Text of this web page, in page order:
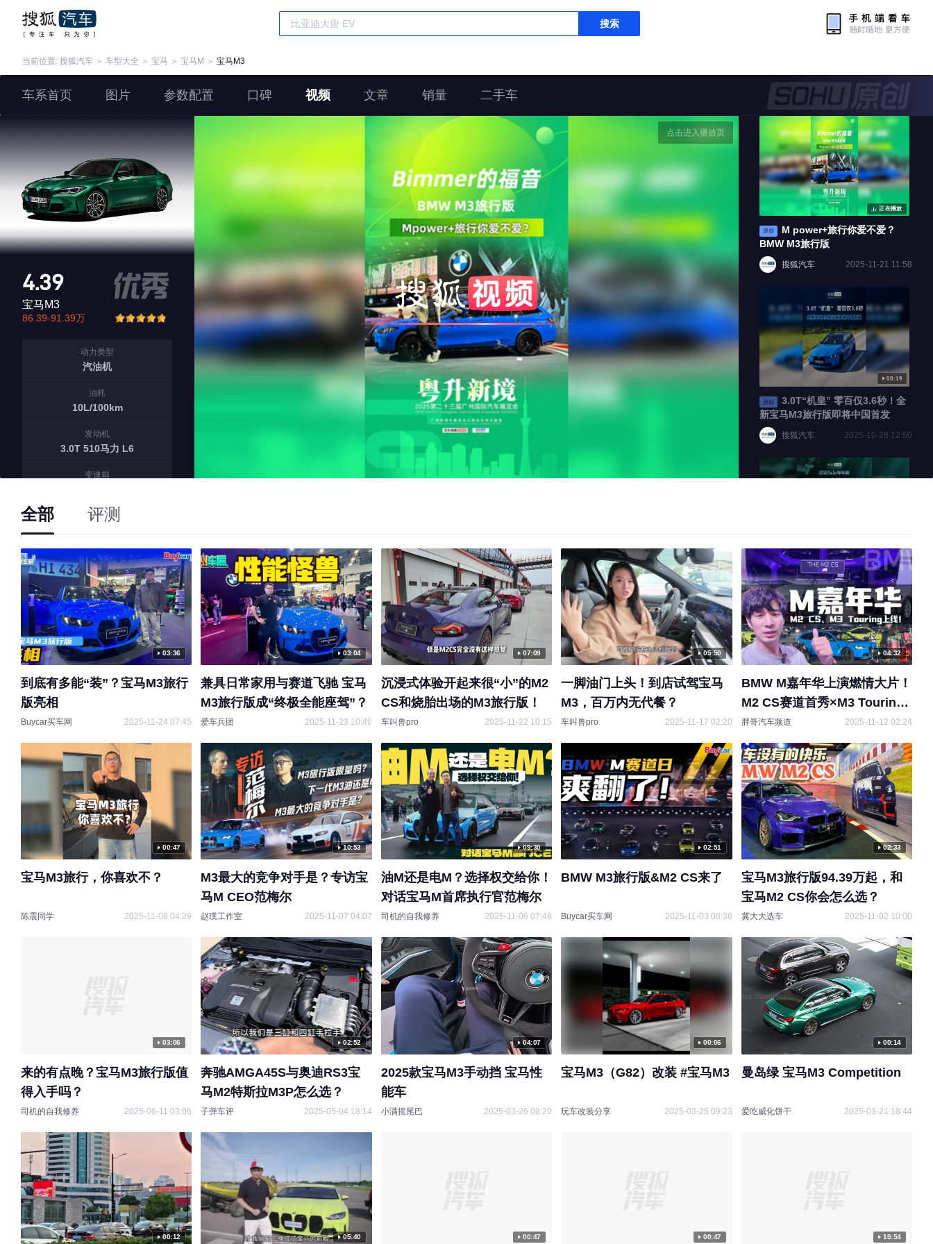
搜索
当前位置: 搜狐汽车 ＞ 车型大全 ＞ 宝马 ＞ 宝马M ＞ 宝马M3
车系首页 图片 参数配置 口碑 视频 文章 销量 二手车
4.39
宝马M3
86.39-91.39万
动力类型
汽油机
油耗
10L/100km
发动机
3.0T 510马力 L6
变速箱
点击进入播放页
亮度 标准
饱和度
100
对比度
100
正在播放
原创
M power+旅行你爱不爱？
BMW M3旅行版
搜狐汽车 2025-11-21 11:58
00:19
原创
3.0T“机皇” 零百仅3.6秒！全
新宝马M3旅行版即将中国首发
搜狐汽车 2025-10-28 12:50
01:59
2025上海车展：宝马新世代驾
趣概念车 电动M3雏形/轮上1万8千
牛米？
搜狐汽车 2025-04-24 18:48
00:48
原创
未来纯电M3雏形来了！ 宝马
新世代驾趣概念车首发亮相
搜狐汽车 2025-04-21 21:14
原创
蝉联中国市场豪华品牌销冠 宝
今年导入10余款新车
搜狐汽车 2025-01-14 10:04
搜狐汽车
05:26
全部 评测
03:36
到底有多能“装”？宝马M3旅行
版亮相
Buycar买车网 2025-11-24 07:45
03:04
兼具日常家用与赛道飞驰 宝马
M3旅行版成“终极全能座驾”？
爱车兵团 2025-11-23 10:46
07:09
沉浸式体验开起来很“小”的M2
CS和烧胎出场的M3旅行版！
车叫兽pro 2025-11-22 10:15
05:50
一脚油门上头！到店试驾宝马
M3，百万内无代餐？
车叫兽pro 2025-11-17 02:20
04:32
BMW M嘉年华上演燃情大片！
M2 CS赛道首秀×M3 Touring
国内首秀
胖哥汽车频道 2025-11-12 02:24
00:47
宝马M3旅行，你喜欢不？
陈震同学 2025-11-08 04:29
10:53
M3最大的竞争对手是？专访宝
马M CEO范梅尔
赵璞工作室 2025-11-07 04:07
09:30
油M还是电M？选择权交给你！
对话宝马M首席执行官范梅尔
司机的自我修养 2025-11-06 07:48
02:51
BMW M3旅行版&M2 CS来了
Buycar买车网 2025-11-03 08:38
02:33
宝马M3旅行版94.39万起，和
宝马M2 CS你会怎么选？
冀大大选车 2025-11-02 10:00
03:06
来的有点晚？宝马M3旅行版值
得入手吗？
司机的自我修养 2025-06-11 03:06
02:52
奔驰AMGA45S与奥迪RS3宝
马M2特斯拉M3P怎么选？
子弹车评 2025-05-04 18:14
04:07
2025款宝马M3手动挡 宝马性
能车
小满摇尾巴 2025-03-26 08:20
00:06
宝马M3（G82）改装 #宝马M3
玩车改装分享 2025-03-25 09:23
00:14
曼岛绿 宝马M3 Competition
爱吃威化饼干 2025-03-21 18:44
00:12 05:40 00:47 00:47 10:54